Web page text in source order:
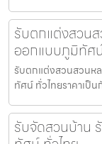
รับตกแต่งสวน
ออกแบบภูมิทัศ
รับตกแต่งสวนสวนห
ทัศน์ ทั่วไทยราคาเป็
รับจัดสวนบ้าน